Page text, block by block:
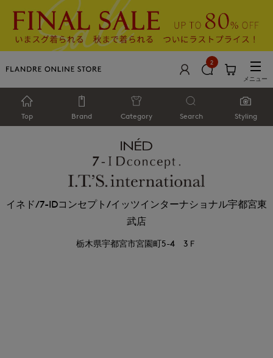
2
メニュー
Top Brand Category Search Styling
イネド/7-IDコンセプト/イッツインターナショナル宇都宮東
武店
栃木県宇都宮市宮園町5-4 3Ｆ